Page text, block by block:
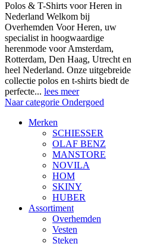
Polos & T-Shirts voor Heren in
Nederland Welkom bij
Overhemden Voor Heren, uw
specialist in hoogwaardige
herenmode voor Amsterdam,
Rotterdam, Den Haag, Utrecht en
heel Nederland. Onze uitgebreide
collectie polos en t-shirts biedt de
perfecte... lees meer
Naar categorie Ondergoed
Merken
SCHIESSER
OLAF BENZ
MANSTORE
NOVILA
HOM
SKINY
HUBER
Assortiment
Overhemden
Vesten
Steken